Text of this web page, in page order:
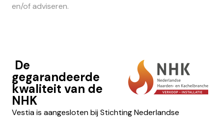
en/of adviseren.
De
gegarandeerde
kwaliteit van de
NHK
Vestia is aangesloten bij Stichting Nederlandse